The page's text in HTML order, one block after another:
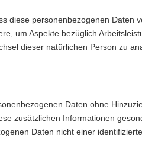
diese personenbezogenen Daten
um Aspekte bezüglich
dieser natürlichen Person zu
Daten ohne
zusätzlichen Informationen
Daten nicht einer